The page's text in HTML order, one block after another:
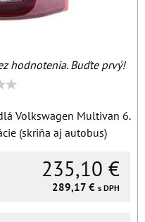
hodnotenia. Buďte prvý!
Volkswagen Multivan 6.
(skriňa aj autobus)
235,10 €
289,17 € s DPH